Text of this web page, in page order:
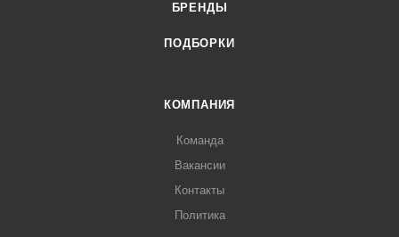
БРЕНДЫ
ПОДБОРКИ
КОМПАНИЯ
Команда
Вакансии
Контакты
Политика